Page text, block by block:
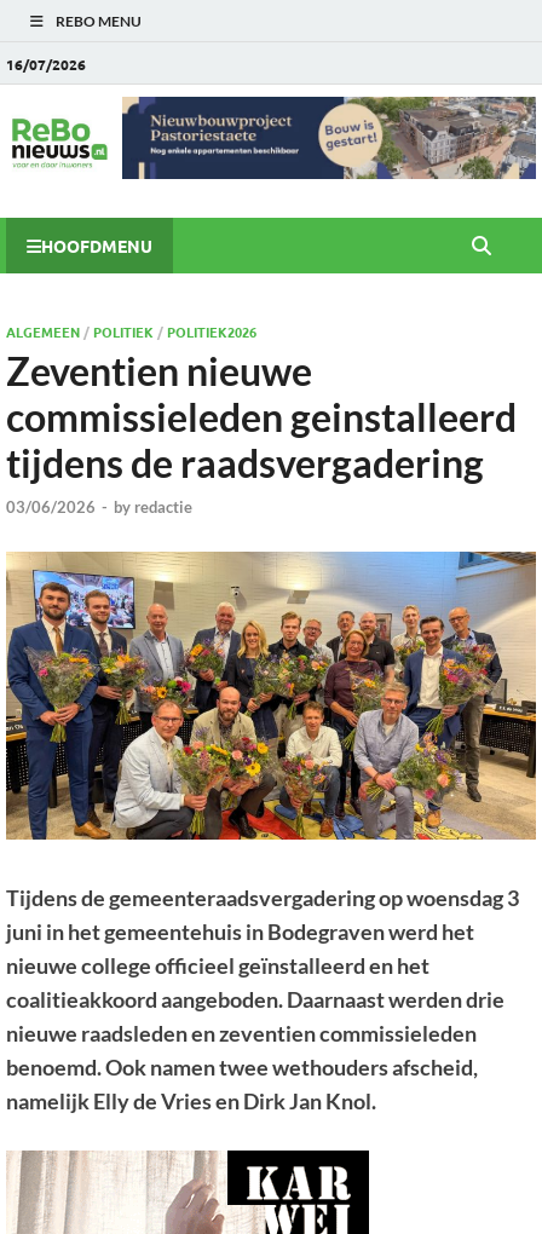
REBO MENU
16/07/2026
HOOFDMENU
ALGEMEEN/ POLITIEK / POLITIEK2026
Zeventien nieuwe
commissieleden geinstalleerd
tijdens de raadsvergadering
03/06/2026 - by redactie
Tijdens de gemeenteraadsvergadering op woensdag 3
juni in het gemeentehuis in Bodegraven werd het
nieuwe college officieel geïnstalleerd en het
coalitieakkoord aangeboden. Daarnaast werden drie
nieuwe raadsleden en zeventien commissieleden
benoemd. Ook namen twee wethouders afscheid,
namelijk Elly de Vries en Dirk Jan Knol.